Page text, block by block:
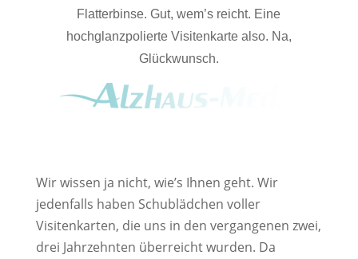
Flatterbinse. Gut, wem’s reicht. Eine
hochglanzpolierte Visitenkarte also. Na,
Glückwunsch.
Wir wissen ja nicht, wie’s Ihnen geht. Wir
jedenfalls haben Schublädchen voller
Visitenkarten, die uns in den vergangenen zwei,
drei Jahrzehnten überreicht wurden. Da